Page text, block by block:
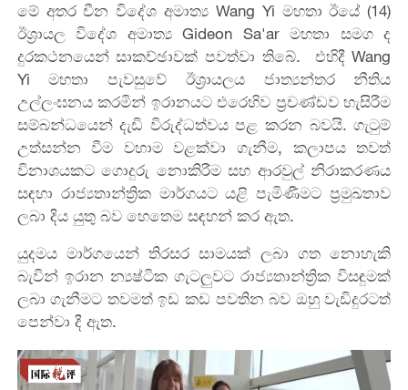
මේ අතර චීන විදේශ අමාත්‍ය Wang Yi මහතා ඊයේ (14)
ඊශ්‍රායල විදේශ අමාත්‍ය Gideon Sa'ar මහතා සමග ද
දුරකථනයෙන් සාකච්ඡාවක් පවත්වා තිබේ. එහිදී Wang
Yi මහතා පැවසුවේ ඊශ්‍රායලය ජාත්‍යන්තර නීතිය
උල්ලංඝනය කරමින් ඉරානයට එරෙහිව ප්‍රචණ්ඩව හැසිරීම
සම්බන්ධයෙන් දැඩි විරුද්ධත්වය පළ කරන බවයි. ගැටුම්
උත්සන්න වීම වහාම වළක්වා ගැනීම, කලාපය තවත්
විනාශයකට ගොදුරු නොකිරීම සහ ආරවුල් නිරාකරණය
සඳහා රාජ්‍යතාන්ත්‍රික මාර්ගයට යළි පැමිණීමට ප්‍රමුඛතාව
ලබා දිය යුතු බව හෙතෙම සඳහන් කර ඇත.
යුදමය මාර්ගයෙන් තිරසර සාමයක් ලබා ගත නොහැකි
බැවින් ඉරාන න්‍යෂ්ටික ගැටලුවට රාජ්‍යතාන්ත්‍රික විසඳුමක්
ලබා ගැනීමට තවමත් ඉඩ කඩ පවතින බව ඔහු වැඩිදුරටත්
පෙන්වා දී ඇත.